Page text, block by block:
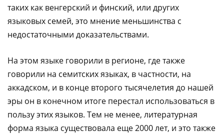
таких как венгерский и финский, или других
языковых семей, это мнение меньшинства с
недостаточными доказательствами.
На этом языке говорили в регионе, где также
говорили на семитских языках, в частности, на
аккадском, и в конце второго тысячелетия до нашей
эры он в конечном итоге перестал использоваться в
пользу этих языков. Тем не менее, литературная
форма языка существовала еще 2000 лет, и это также